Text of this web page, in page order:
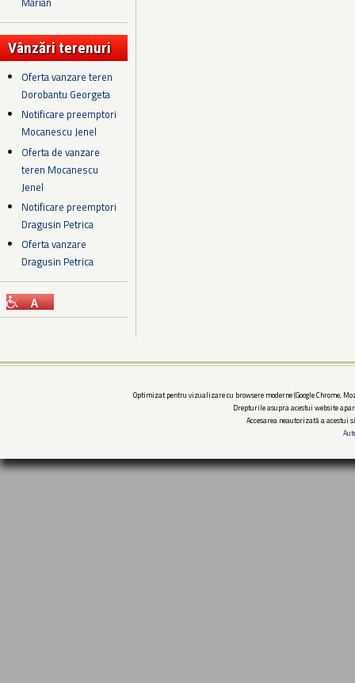
Vânzări terenuri
Oferta vanzare teren
Dorobantu Georgeta
Notificare preemptori
Mocanescu Jenel
Oferta de vanzare
teren Mocanescu
Jenel
Notificare preemptori
Dragusin Petrica
Oferta vanzare
Dragusin Petrica
Optimizat pentru vizualizare cu browsere moderne (Google Chrome,
Drepturile asupra acestui website
Accesarea neautorizată a acestui